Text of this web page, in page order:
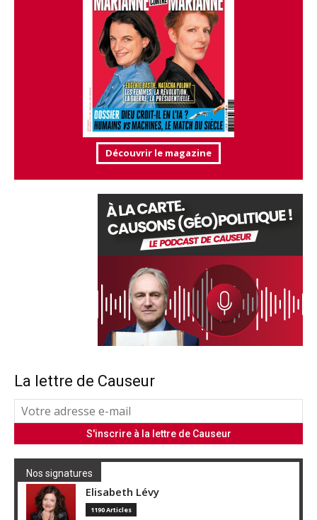
Découvrir le magazine
La lettre de Causeur
Nos signatures
Elisabeth Lévy
1190 Articles